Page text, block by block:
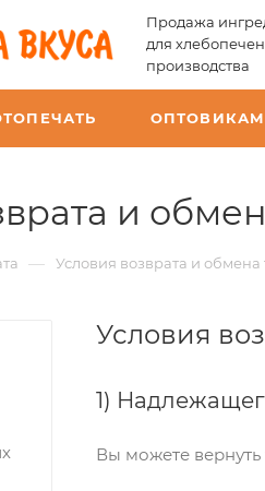
Продажа
для
производства
ОПТОВИКАМ
и
— Условия возврата и обмена
Условия
1)
Вы можете вернуть